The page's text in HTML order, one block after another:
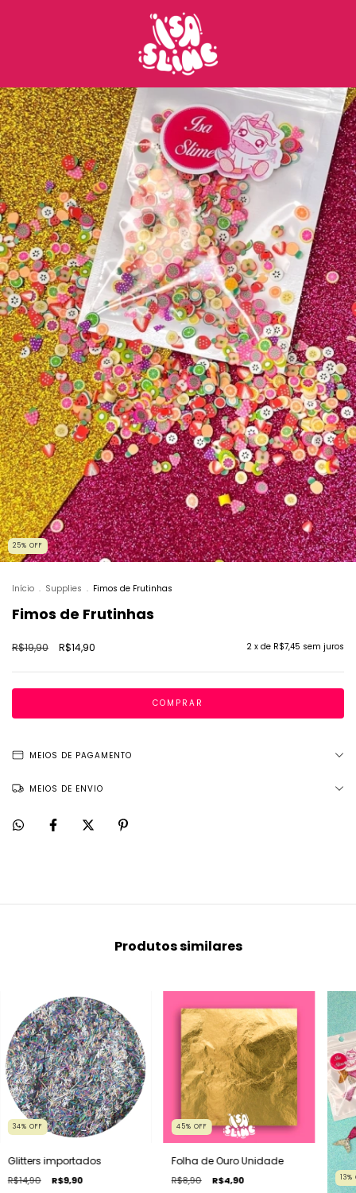
25% OFF
Início . Supplies . Fimos de Frutinhas
Fimos de Frutinhas
R$19,90 R$14,90 2 x de R$7,45 sem juros
MEIOS DE PAGAMENTO
MEIOS DE ENVIO
Produtos similares
34% OFF
Glitters importados
R$14,90 R$9,90
45% OFF
Folha de Ouro Unidade
R$8,90 R$4,90 13%